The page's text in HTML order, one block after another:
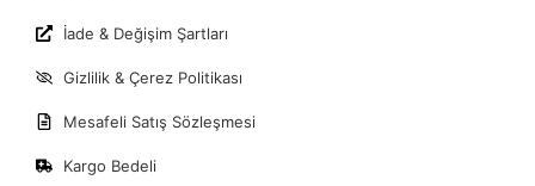
İade & Değişim Şartları
Gizlilik & Çerez Politikası
Mesafeli Satış Sözleşmesi
Kargo Bedeli